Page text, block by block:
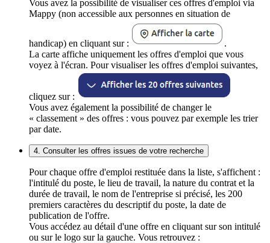
Vous avez la possibilité de visualiser ces offres d'emploi via
Mappy (non accessible aux personnes en situation de
handicap) en cliquant sur :
.
La carte affiche uniquement les offres d'emploi que vous
voyez à l'écran. Pour visualiser les offres d'emploi suivantes,
cliquez sur :
Vous avez également la possibilité de changer le
« classement » des offres : vous pouvez par exemple les trier
par date.
4. Consulter les offres issues de votre recherche
Pour chaque offre d'emploi restituée dans la liste, s'affichent :
l'intitulé du poste, le lieu de travail, la nature du contrat et la
durée de travail, le nom de l'entreprise si précisé, les 200
premiers caractères du descriptif du poste, la date de
publication de l'offre.
Vous accédez au détail d'une offre en cliquant sur son intitulé
ou sur le logo sur la gauche. Vous retrouvez :